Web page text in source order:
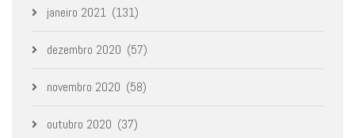
janeiro 2021 (131)
dezembro 2020 (57)
novembro 2020 (58)
outubro 2020 (37)